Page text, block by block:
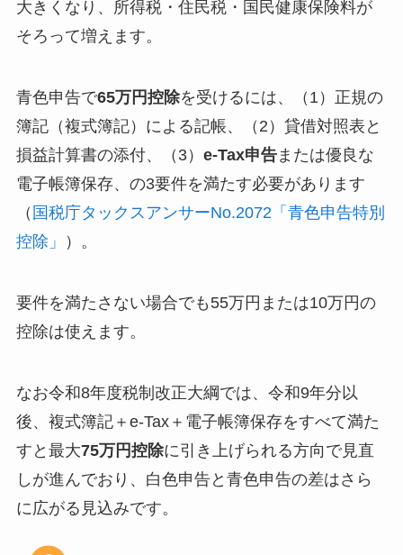
大きくなり、所得税・住民税・国民健康保険料が
そろって増えます。
青色申告で65万円控除を受けるには、（1）正規の
簿記（複式簿記）による記帳、（2）貸借対照表と
損益計算書の添付、（3） e-Tax申告または優良な
電子帳簿保存、の3要件を満たす必要があります
（ 国税庁タックスアンサーNo.2072「青色申告特別
控除」
）。
要件を満たさない場合でも55万円または10万円の
控除は使えます。
なお令和8年度税制改正大綱では、令和9年分以
後、複式簿記＋e-Tax＋電子帳簿保存をすべて満た
すと最大75万円控除に引き上げられる方向で見直
しが進んでおり、白色申告と青色申告の差はさら
に広がる見込みです。